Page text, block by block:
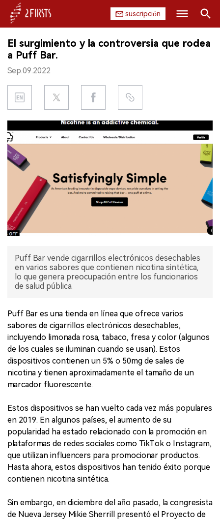
suscripción
INICIO
EMPRESA
PRODUCTO
REGULACIÓN
CHINA
DATOS
EXPOSICIÓN
ENTREVISTA
Buscar
El surgimiento y la controversia que rodea
a Puff Bar.
Sep.09.2022
Puff Bar vende cigarrillos electrónicos desechables
en varios sabores que contienen nicotina sintética,
lo que genera preocupación entre los funcionarios
de salud pública.
Puff Bar es una tienda en línea que ofrece varios
sabores de cigarrillos electrónicos desechables,
incluyendo limonada rosa, tabaco, fresa y color (algunos
de los cuales se iluminan cuando se usan). Estos
dispositivos contienen un 5% o 50mg de sales de
nicotina y tienen aproximadamente el tamaño de un
marcador fluorescente.
Estos dispositivos se han vuelto cada vez más populares
en 2019. En algunos países, el aumento de su
popularidad ha estado relacionado con la promoción en
plataformas de redes sociales como TikTok o Instagram,
que utilizan influencers para promocionar productos.
Hasta ahora, estos dispositivos han tenido éxito porque
contienen nicotina sintética.
Sin embargo, en diciembre del año pasado, la congresista
de Nueva Jersey Mikie Sherrill presentó el Proyecto de